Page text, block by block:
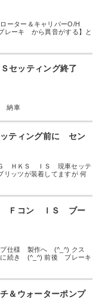
ター＆キャリパーO/H
レーキ から異音がする】と
セッティング終了
納車
ティング前に セン
ＨＫＳ ＩＳ 現車セッテ
ッツが装着してますが 何
Ｆコン ＩＳ ブー
仕様 製作へ (^_^) クス
続き (^_^) 前後 ブレーキ
＆ウォーターポンプ